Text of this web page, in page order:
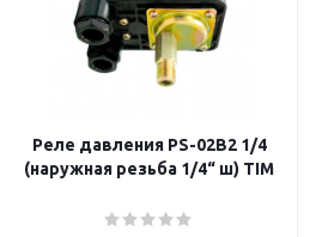
Реле давления PS-02B2 1/4
(наружная резьба 1/4“ ш) TIM